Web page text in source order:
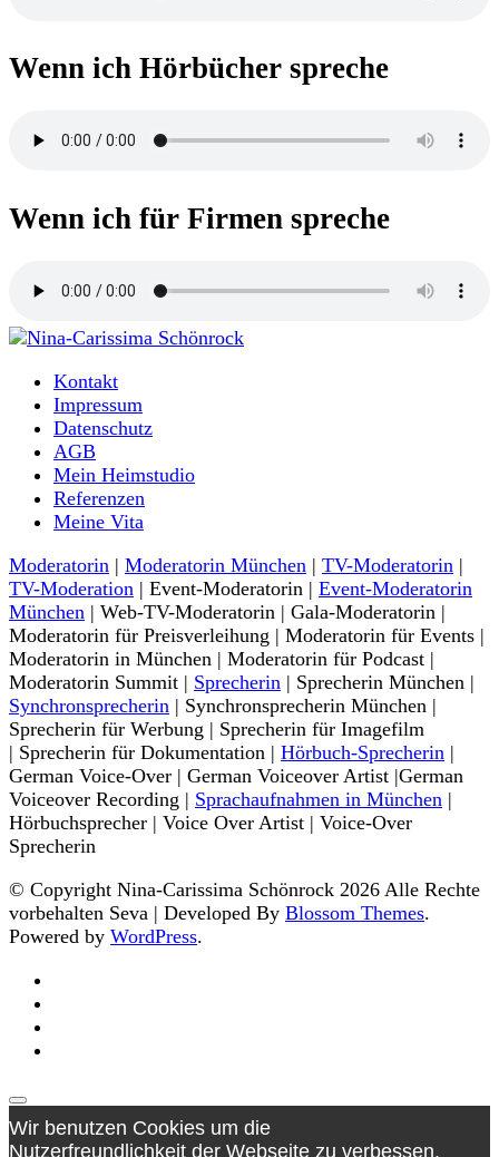
Wenn ich Hörbücher spreche
Wenn ich für Firmen spreche
Nina-Carissima Schönrock
Moderatorin und Sprecherin
Kontakt
Impressum
Datenschutz
AGB
Mein Heimstudio
Referenzen
Meine Vita
Moderatorin | Moderatorin München | TV-Moderatorin |
TV-Moderation | Event-Moderatorin | Event-Moderatorin
München | Web-TV-Moderatorin | Gala-Moderatorin |
Moderatorin für Preisverleihung | Moderatorin für Events |
Moderatorin in München | Moderatorin für Podcast |
Moderatorin Summit | Sprecherin | Sprecherin München |
Synchronsprecherin | Synchronsprecherin München |
Sprecherin für Werbung | Sprecherin für Imagefilm
| Sprecherin für Dokumentation | Hörbuch-Sprecherin |
German Voice-Over | German Voiceover Artist |German
Voiceover Recording | Sprachaufnahmen in München |
Hörbuchsprecher | Voice Over Artist | Voice-Over
Sprecherin
© Copyright Nina-Carissima Schönrock 2026 Alle Rechte
vorbehalten Seva | Developed By Blossom Themes.
Powered by WordPress.
Wir benutzen Cookies um die
Nutzerfreundlichkeit der Webseite zu verbessen.